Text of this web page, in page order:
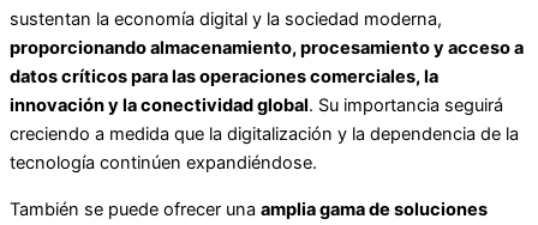
sustentan la economía digital y la sociedad moderna,
proporcionando almacenamiento, procesamiento y acceso a
datos críticos para las operaciones comerciales, la
innovación y la conectividad global. Su importancia seguirá
creciendo a medida que la digitalización y la dependencia de la
tecnología continúen expandiéndose.
También se puede ofrecer una amplia gama de soluciones